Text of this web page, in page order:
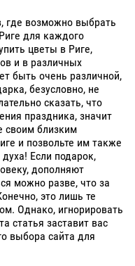
где возможно выбрать
для каждого
цветы в Риге,
и в различных
быть очень различной,
безусловно, не
сказать, что
праздника, значит
своим близким
и позвольте им также
Если подарок,
дополняют
можно разве, что за
это лишь те
Однако, игнорировать
статья заставит вас
выбора сайта для